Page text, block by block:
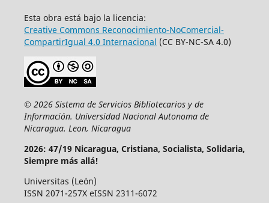
Esta obra está bajo la licencia:
Creative Commons Reconocimiento-NoComercial-
CompartirIgual 4.0 Internacional (CC BY-NC-SA 4.0)
© 2026 Sistema de ServiciosBibliotecarios y de
Información. Universidad Nacional Autonoma de
Nicaragua. Leon, Nicaragua
2026: 47/19 Nicaragua, Cristiana, Socialista, Solidaria,
Siempre más allá!
Universitas (León)
ISSN 2071-257X eISSN 2311-6072